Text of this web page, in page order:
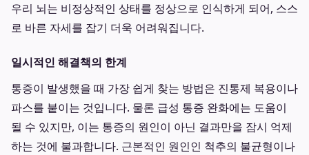
우리 뇌는 비정상적인 상태를 정상으로 인식하게 되어, 스스
로 바른 자세를 잡기 더욱 어려워집니다.
일시적인 해결책의 한계
통증이 발생했을 때 가장 쉽게 찾는 방법은 진통제 복용이나
파스를 붙이는 것입니다. 물론 급성 통증 완화에는 도움이
될 수 있지만, 이는 통증의 원인이 아닌 결과만을 잠시 억제
하는 것에 불과합니다. 근본적인 원인인 척추의 불균형이나